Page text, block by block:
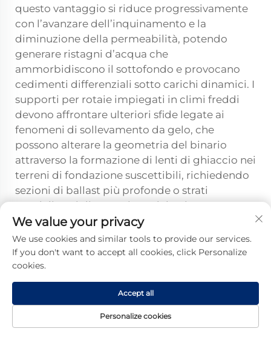
questo vantaggio si riduce progressivamente
con l’avanzare dell’inquinamento e la
diminuzione della permeabilità, potendo
generare ristagni d’acqua che
ammorbidiscono il sottofondo e provocano
cedimenti differenziali sotto carichi dinamici. I
supporti per rotaie impiegati in climi freddi
devono affrontare ulteriori sfide legate ai
fenomeni di sollevamento da gelo, che
possono alterare la geometria del binario
attraverso la formazione di lenti di ghiaccio nei
terreni di fondazione suscettibili, richiedendo
sezioni di ballast più profonde o strati
specializzati di protezione dal gelo per
garantire condizioni di supporto stabili.
Le caratteristiche termiche dei supporti
ferroviari a ballast forniscono una
moderazione naturale della temperatura
grazie alla massa termica del ballast e alla
circolazione d’aria tra le particelle di pietrisco,
riducendo l’esposizione estrema a
We value your privacy
We use cookies and similar tools to provide our services.
If you don't want to accept all cookies, click Personalize
cookies.
Personalize cookies
Accept all